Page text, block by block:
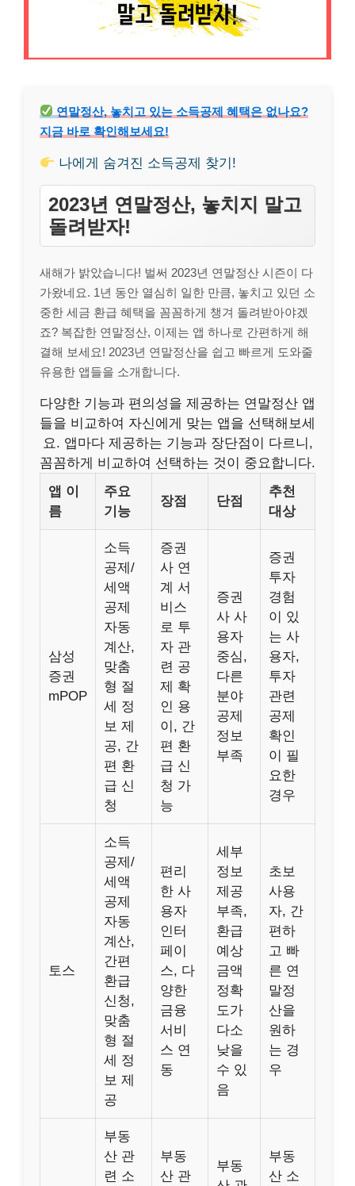
연말정산, 놓치고 있는 소득공제 혜택은 없나요?
지금 바로 확인해보세요!
나에게 숨겨진 소득공제 찾기!
2023년 연말정산, 놓치지 말고
돌려받자!
새해가 밝았습니다! 벌써 2023년 연말정산 시즌이 다
가왔네요. 1년 동안 열심히 일한 만큼, 놓치고 있던 소
중한 세금 환급 혜택을 꼼꼼하게 챙겨 돌려받아야겠
죠? 복잡한 연말정산, 이제는 앱 하나로 간편하게 해
결해 보세요! 2023년 연말정산을 쉽고 빠르게 도와줄
유용한 앱들을 소개합니다.
다양한 기능과 편의성을 제공하는 연말정산 앱
들을 비교하여 자신에게 맞는 앱을 선택해보세
요. 앱마다 제공하는 기능과 장단점이 다르니,
꼼꼼하게 비교하여 선택하는 것이 중요합니다.
앱 이
름
주요
기능
장점 단점
추천
대상
삼성
증권
mPOP
소득
공제/
세액
공제
자동
계산,
맞춤
형 절
세 정
보 제
공, 간
편 환
급 신
청
증권
사 연
계 서
비스
로 투
자 관
련 공
제 확
인 용
이, 간
편 환
급 신
청 가
능
증권
사 사
용자
중심,
다른
분야
공제
정보
부족
증권
투자
경험
이 있
는 사
용자,
투자
관련
공제
확인
이 필
요한
경우
토스
소득
공제/
세액
공제
자동
계산,
간편
환급
신청,
맞춤
형 절
세 정
보 제
공
편리
한 사
용자
인터
페이
스, 다
양한
금융
서비
스 연
동
세부
정보
제공
부족,
환급
예상
금액
정확
도가
다소
낮을
수 있
음
초보
사용
자, 간
편하
고 빠
른 연
말정
산을
원하
는 경
우
부동
산 관
련 소
부동
산 관
부동
부동
산 소